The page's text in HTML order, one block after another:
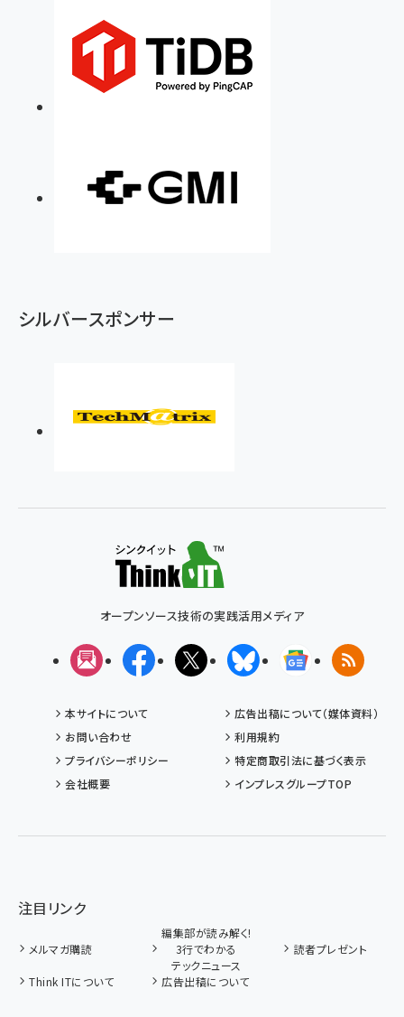
シルバースポンサー
オープンソース技術の実践活用メディア
メルマガFacebookX(エックス)BlueskyGoogleニュ
RSS
本サイトについて
広告出稿について（媒体資料）
お問い合わせ
利用規約
プライバシーポリシー
特定商取引法に基づく表示
会社概要
インプレスグループTOP
注目リンク
メルマガ購読
編集部が読み解く!
3行でわかる
テックニュース
読者プレゼント
Think ITについて 広告出稿について